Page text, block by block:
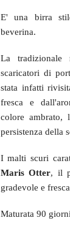
E' una birra
beverina.
La tradizionale
scaricatori di
stata infatti
fresca e
colore ambrato,
persistenza della
I malti scuri
Maris Otter, il
gradevole e
Maturata 90